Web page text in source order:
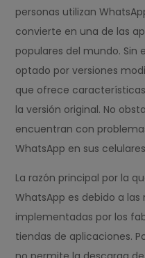
personas utilizan
convierte en una de las
populares del mundo. Sin
optado por versiones
que ofrece
la versión original. No
encuentran con
WhatsApp en sus
La razón principal por la
WhatsApp es debido a
implementadas por los
tiendas de aplicaciones.